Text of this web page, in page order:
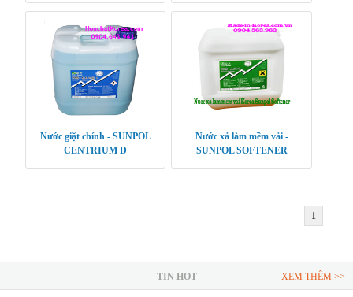
Nước giặt chính - SUNPOL
CENTRIUM D
Nước xả làm mềm vải -
SUNPOL SOFTENER
1
TIN HOT XEM THÊM >>